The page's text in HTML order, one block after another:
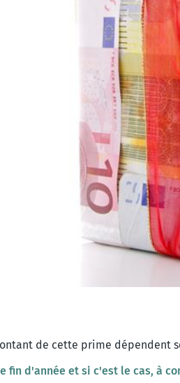
de cette prime dépendent
fin d'année et si c'est le cas, à